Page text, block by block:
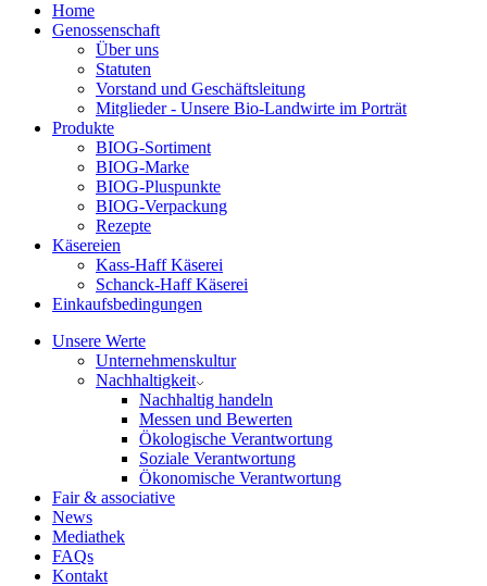
Home
Genossenschaft
Über uns
Statuten
Vorstand und Geschäftsleitung
Mitglieder - Unsere Bio-Landwirte im Porträt
Produkte
BIOG-Sortiment
BIOG-Marke
BIOG-Pluspunkte
BIOG-Verpackung
Rezepte
Käsereien
Kass-Haff Käserei
Schanck-Haff Käserei
Einkaufsbedingungen
Unsere Werte
Unternehmenskultur
Nachhaltigkeit
Nachhaltig handeln
Messen und Bewerten
Ökologische Verantwortung
Soziale Verantwortung
Ökonomische Verantwortung
Fair & associative
News
Mediathek
FAQs
Kontakt